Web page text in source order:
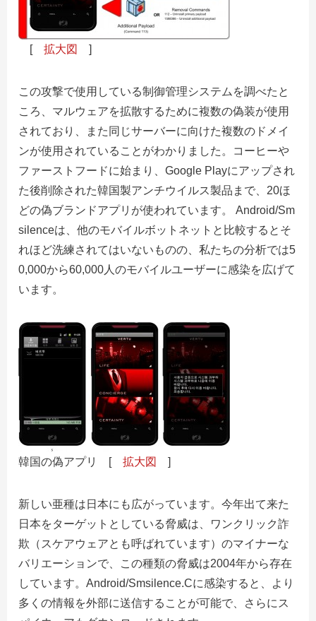
[ 拡大図 ]
この攻撃で使用している制御管理システムを調べたと
ころ、マルウェアを拡散するために複数の偽装が使用
されており、また同じサーバーに向けた複数のドメイ
ンが使用されていることがわかりました。コーヒーや
ファーストフードに始まり、Google Playにアップされ
た後削除された韓国製アンチウイルス製品まで、20ほ
どの偽ブランドアプリが使われています。 Android/Sm
silenceは、他のモバイルボットネットと比較するとそ
れほど洗練されてはいないものの、私たちの分析では5
0,000から60,000人のモバイルユーザーに感染を広げて
います。
韓国の偽アプリ [ 拡大図 ]
新しい亜種は日本にも広がっています。今年出て来た
日本をターゲットとしている脅威は、ワンクリック詐
欺（スケアウェアとも呼ばれています）のマイナーな
バリエーションで、この種類の脅威は2004年から存在
しています。Android/Smsilence.Cに感染すると、より
多くの情報を外部に送信することが可能で、さらにス